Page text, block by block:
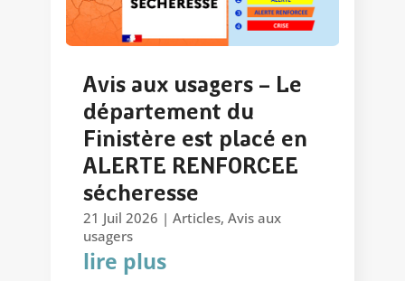
Avis aux usagers – Le
département du
Finistère est placé en
ALERTE RENFORCEE
sécheresse
21 Juil 2026 | Articles, Avis aux
usagers
lire plus